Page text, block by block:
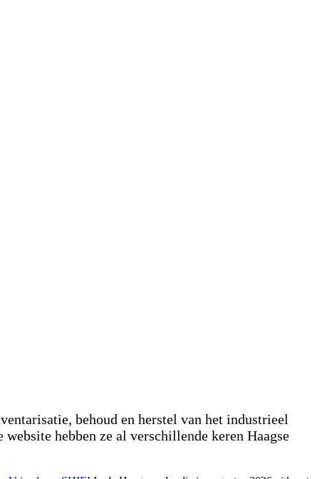
behoud en herstel van het industrieel
hebben ze al verschillende keren Haagse